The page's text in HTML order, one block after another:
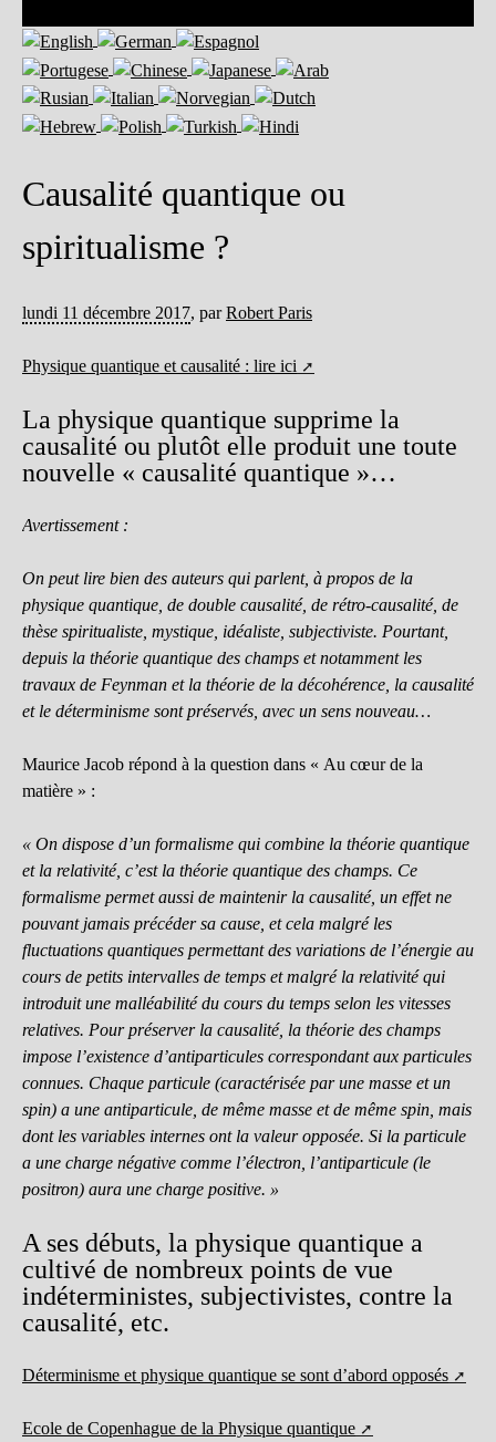
Causalité quantique ou
spiritualisme ?
lundi 11 décembre 2017, parRobert Paris
Physique quantique et causalité : lire ici
La physique quantique supprime la
causalité ou plutôt elle produit une toute
nouvelle « causalité quantique »…
Avertissement :
On peut lire bien des auteurs qui parlent, à propos de la
physique quantique, de double causalité, de rétro-causalité, de
thèse spiritualiste, mystique, idéaliste, subjectiviste. Pourtant,
depuis la théorie quantique des champs et notamment les
travaux de Feynman et la théorie de la décohérence, la causalité
et le déterminisme sont préservés, avec un sens nouveau…
Maurice Jacob répond à la question dans « Au cœur de la
matière » :
« On dispose d’un formalisme qui combine la théorie quantique
et la relativité, c’est la théorie quantique des champs. Ce
formalisme permet aussi de maintenir la causalité, un effet ne
pouvant jamais précéder sa cause, et cela malgré les
fluctuations quantiques permettant des variations de l’énergie au
cours de petits intervalles de temps et malgré la relativité qui
introduit une malléabilité du cours du temps selon les vitesses
relatives. Pour préserver la causalité, la théorie des champs
impose l’existence d’antiparticules correspondant aux particules
connues. Chaque particule (caractérisée par une masse et un
spin) a une antiparticule, de même masse et de même spin, mais
dont les variables internes ont la valeur opposée. Si la particule
a une charge négative comme l’électron, l’antiparticule (le
positron) aura une charge positive. »
A ses débuts, la physique quantique a
cultivé de nombreux points de vue
indéterministes, subjectivistes, contre la
causalité, etc.
Déterminisme et physique quantique se sont d’abord opposés
Ecole de Copenhague de la Physique quantique